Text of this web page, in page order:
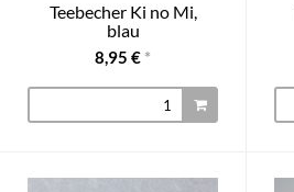
Teebecher Ki no Mi,
blau
8,95 € *